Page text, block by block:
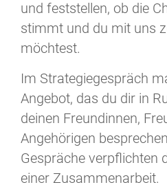
und feststellen, ob die
stimmt und du mit uns
möchtest.
Im Strategiegespräch
Angebot, das du dir in
deinen Freundinnen,
Angehörigen
Gespräche verpflichten
einer Zusammenarbeit.